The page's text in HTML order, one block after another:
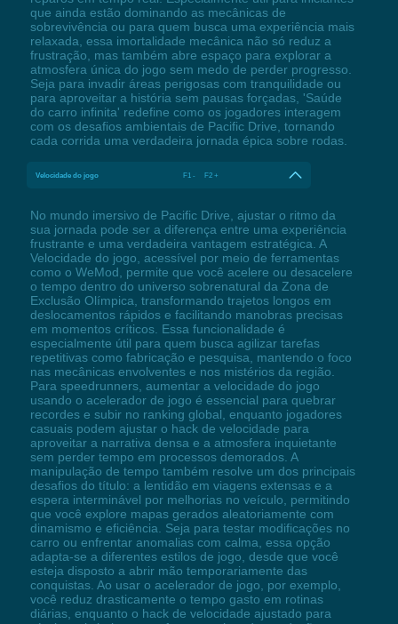
que ainda estão dominando as mecânicas de
sobrevivência ou para quem busca uma experiência mais
relaxada, essa imortalidade mecânica não só reduz a
frustração, mas também abre espaço para explorar a
atmosfera única do jogo sem medo de perder progresso.
Seja para invadir áreas perigosas com tranquilidade ou
para aproveitar a história sem pausas forçadas, 'Saúde
do carro infinita' redefine como os jogadores interagem
com os desafios ambientais de Pacific Drive, tornando
cada corrida uma verdadeira jornada épica sobre rodas.
Velocidade do jogo F1 - F2 +
No mundo imersivo de Pacific Drive, ajustar o ritmo da
sua jornada pode ser a diferença entre uma experiência
frustrante e uma verdadeira vantagem estratégica. A
Velocidade do jogo, acessível por meio de ferramentas
como o WeMod, permite que você acelere ou desacelere
o tempo dentro do universo sobrenatural da Zona de
Exclusão Olímpica, transformando trajetos longos em
deslocamentos rápidos e facilitando manobras precisas
em momentos críticos. Essa funcionalidade é
especialmente útil para quem busca agilizar tarefas
repetitivas como fabricação e pesquisa, mantendo o foco
nas mecânicas envolventes e nos mistérios da região.
Para speedrunners, aumentar a velocidade do jogo
usando o acelerador de jogo é essencial para quebrar
recordes e subir no ranking global, enquanto jogadores
casuais podem ajustar o hack de velocidade para
aproveitar a narrativa densa e a atmosfera inquietante
sem perder tempo em processos demorados. A
manipulação de tempo também resolve um dos principais
desafios do título: a lentidão em viagens extensas e a
espera interminável por melhorias no veículo, permitindo
que você explore mapas gerados aleatoriamente com
dinamismo e eficiência. Seja para testar modificações no
carro ou enfrentar anomalias com calma, essa opção
adapta-se a diferentes estilos de jogo, desde que você
esteja disposto a abrir mão temporariamente das
conquistas. Ao usar o acelerador de jogo, por exemplo,
você reduz drasticamente o tempo gasto em rotinas
diárias, enquanto o hack de velocidade ajustado para